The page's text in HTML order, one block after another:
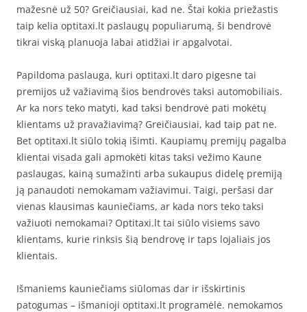
mažesnė už 50? Greičiausiai, kad ne. Štai kokia priežastis
taip kelia optitaxi.lt paslaugų populiarumą, ši bendrovė
tikrai viską planuoja labai atidžiai ir apgalvotai.
Papildoma paslauga, kuri optitaxi.lt daro pigesne tai
premijos už važiavimą šios bendrovės taksi automobiliais.
Ar ka nors teko matyti, kad taksi bendrovė pati mokėtų
klientams už pravažiavimą? Greičiausiai, kad taip pat ne.
Bet optitaxi.lt siūlo tokią išimti. Kaupiamų premijų pagalba
klientai visada gali apmokėti kitas taksi vežimo Kaune
paslaugas, kainą sumažinti arba sukaupus didelę premiją
ją panaudoti nemokamam važiavimui. Taigi, peršasi dar
vienas klausimas kauniečiams, ar kada nors teko taksi
važiuoti nemokamai? Optitaxi.lt tai siūlo visiems savo
klientams, kurie rinksis šią bendrovę ir taps lojaliais jos
klientais.
Išmaniems kauniečiams siūlomas dar ir išskirtinis
patogumas – išmanioji optitaxi.lt programėlė. nemokamos